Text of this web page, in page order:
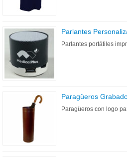
Parlantes
Parlantes portátiles
Paragüeros
Paragüeros con logo